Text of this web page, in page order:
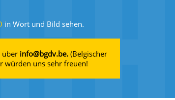
in Wort und Bild sehen.
über info@bgdv.be.(Belgischer
würden uns sehr freuen!